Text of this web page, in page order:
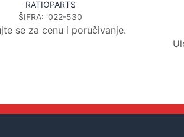
RATIOPARTS
ŠIFRA: '022-530
se za cenu i poručivanje.